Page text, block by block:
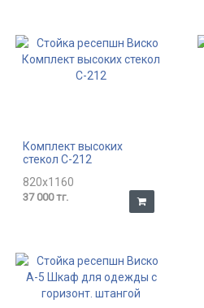
Комплект высоких
стекол С-212
820x1160
37 000 тг.